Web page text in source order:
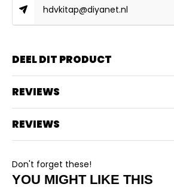
hdvkitap@diyanet.nl
DEEL DIT PRODUCT
REVIEWS
REVIEWS
Don't forget these!
YOU MIGHT LIKE THIS